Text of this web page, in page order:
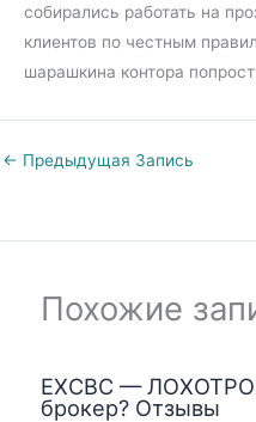
собирались работать на
клиентов по честным
шарашкина контора
← Предыдущая Запись
Похожие
EXCBC —
брокер? Отзывы